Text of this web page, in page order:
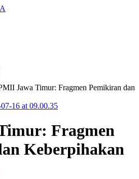
Jawa Timur: Fragmen Pemikiran dan
Fragmen
Keberpihakan